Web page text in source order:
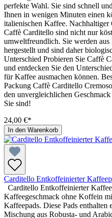
perfekte Wahl. Sie sind schnell
Ihnen in wenigen Minuten einen
italienischen Kaffee. Nachhaltiger
Caffè Carditello sind nicht nur
umweltfreundlich. Sie werden
hergestellt und sind daher
Unterschied Probieren Sie Caffè
und entdecken Sie den
für Kaffee ausmachen können.
Packung Caffè Carditello
den unvergleichlichen
Sie sind!
24,00 €*
In den Warenkorb
Carditello Entkoffeinierter
Carditello Entkoffeinierter
Kaffeegeschmack ohne Koffein
Kaffeepads. Diese Pads enthalten
Mischung aus Robusta- und